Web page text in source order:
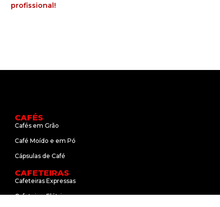
profissional!
CAFÉS
Cafés em Grão
Café Moído e em Pó
Cápsulas de Café
CAFETEIRAS
Cafeteiras Expressas
Cafeteiras Elétricas